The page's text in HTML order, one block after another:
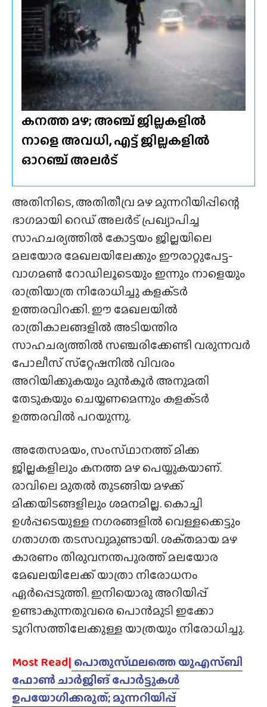
കനത്ത മഴ; അഞ്ച് ജില്ലകളിൽ
നാളെ അവധി, എട്ട് ജില്ലകളിൽ
ഓറഞ്ച് അലർട്
അതിനിടെ, അതിതീവ്ര മഴ മുന്നറിയിപ്പിന്റെ
ഭാഗമായി റെഡ് അലർട് പ്രഖ്യാപിച്ച
സാഹചര്യത്തിൽ കോട്ടയം ജില്ലയിലെ
മലയോര മേഖലയിലേക്കും ഈരാറ്റുപേട്ട-
വാഗമൺ റോഡിലൂടെയും ഇന്നും നാളെയും
രാത്രിയാത്ര നിരോധിച്ചു കളക്‌ടർ
ഉത്തരവിറക്കി. ഈ മേഖലയിൽ
രാത്രികാലങ്ങളിൽ അടിയന്തിര
സാഹചര്യത്തിൽ സഞ്ചരിക്കേണ്ടി വരുന്നവർ
പോലീസ് സ്‌റ്റേഷനിൽ വിവരം
അറിയിക്കുകയും മുൻ‌കൂർ അനുമതി
തേടുകയും ചെയ്യണമെന്നും കളക്‌ടർ
ഉത്തരവിൽ പറയുന്നു.
അതേസമയം, സംസ്‌ഥാനത്ത്‌ മിക്ക
ജില്ലകളിലും കനത്ത മഴ പെയ്യുകയാണ്.
രാവിലെ മുതൽ തുടങ്ങിയ മഴക്ക്
മിക്കയിടങ്ങളിലും ശമനമില്ല. കൊച്ചി
ഉൾപ്പടെയുള്ള നഗരങ്ങളിൽ വെള്ളക്കെട്ടും
ഗതാഗത തടസവുമുണ്ടായി. ശക്‌തമായ മഴ
കാരണം തിരുവനന്തപുരത്ത് മലയോര
മേഖലയിലേക്ക് യാത്രാ നിരോധനം
ഏർപ്പെടുത്തി. ഇനിയൊരു അറിയിപ്പ്
ഉണ്ടാകുന്നതുവരെ പൊൻമുടി ഇക്കോ
ടൂറിസത്തിലേക്കുള്ള യാത്രയും നിരോധിച്ചു.
Most Read| പൊതുസ്‌ഥലത്തെ യുഎസ്ബി
ഫോൺ ചാർജിങ് പോർട്ടുകൾ
ഉപയോഗിക്കരുത്; മുന്നറിയിപ്പ്